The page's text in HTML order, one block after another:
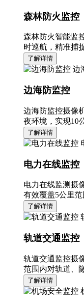
森林防火监控
森林防火智能监
时巡航，精准捕
了解详情
边
边海防监控
边海防监控摄像
夜环境，实现10
了解详情
电力在线监控
电力在线监测摄
有效覆盖5公里
了解详情
轨道交通监控
轨道交通监控摄
范围内对轨道、
了解详情